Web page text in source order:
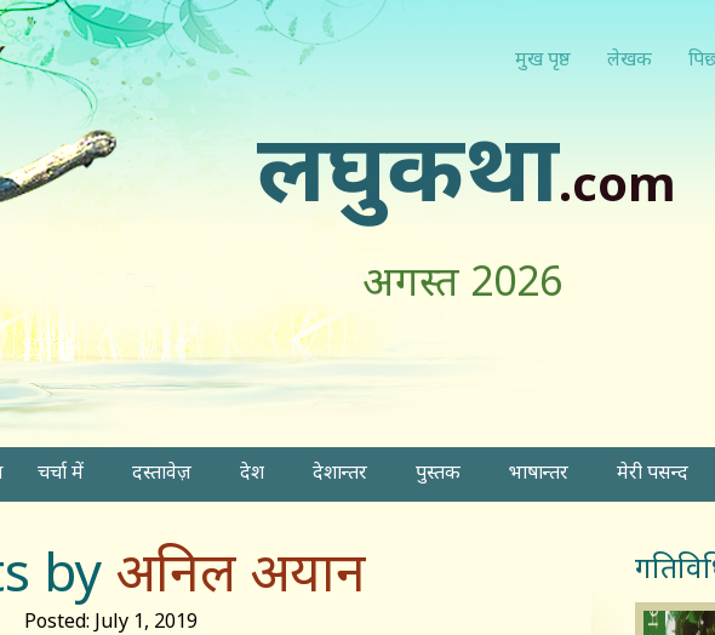
मुख पृष्ठ लेखक
लघुकथा.com
अगस्त 2026
चर्चा में दस्तावेज़ देश देशान्तर पुस्तक भाषान्तर मेरी पसन्द
byअनिल अयान
Posted: July 1, 2019